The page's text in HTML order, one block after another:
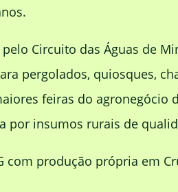
Circuito das Águas de
pergolados, quiosques,
feiras do
por insumos rurais de
com produção própria em